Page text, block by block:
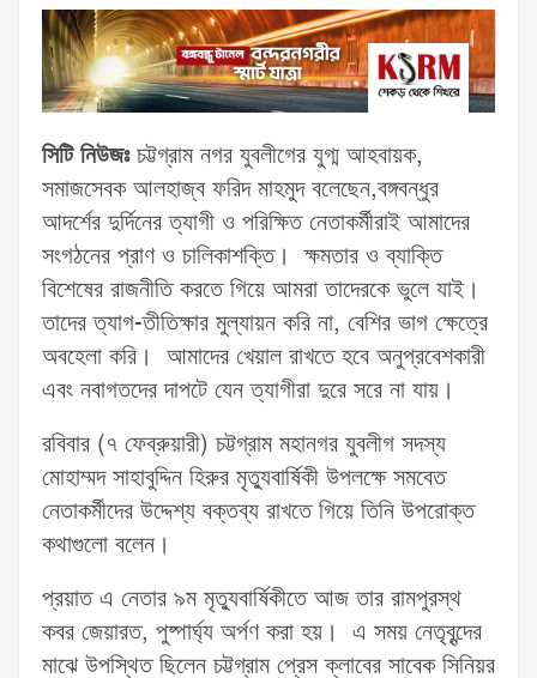
সিটি নিউজঃচট্টগ্রাম নগর যুবলীগের যুগ্ম আহবায়ক,
সমাজসেবক আলহাজ্ব ফরিদ মাহমুদ বলেছেন,বঙ্গবন্ধুর
আদর্শের দুর্দিনের ত্যাগী ও পরিক্ষিত নেতাকর্মীরাই আমাদের
সংগঠনের প্রাণ ও চালিকাশক্তি। ক্ষমতার ও ব্যাক্তি
বিশেষের রাজনীতি করতে গিয়ে আমরা তাদেরকে ভুলে যাই।
তাদের ত্যাগ-তীতিক্ষার মুল্যায়ন করি না, বেশির ভাগ ক্ষেত্রে
অবহেলা করি। আমাদের খেয়াল রাখতে হবে অনুপ্রবেশকারী
এবং নবাগতদের দাপটে যেন ত্যাগীরা দুরে সরে না যায়।
রবিবার (৭ ফেব্রুয়ারী) চট্টগ্রাম মহানগর যুবলীগ সদস্য
মোহাম্মদ সাহাবুদ্দিন হিরুর মৃত্যুবার্ষিকী উপলক্ষে সমবেত
নেতাকর্মীদের উদ্দেশ্য বক্তব্য রাখতে গিয়ে তিনি উপরোক্ত
কথাগুলো বলেন।
প্রয়াত এ নেতার ৯ম মৃত্যুবার্ষিকীতে আজ তার রামপুরস্থ
কবর জেয়ারত, পুষ্পার্ঘ্য অর্পণ করা হয়। এ সময় নেতৃবৃন্দের
মাঝে উপস্থিত ছিলেন চট্টগ্রাম প্রেস ক্লাবের সাবেক সিনিয়র